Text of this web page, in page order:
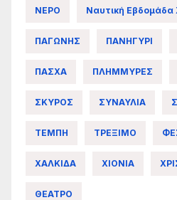
ΝΕΡΟ Ναυτική Εβδομάδα
ΠΑΓΩΝΗΣ ΠΑΝΗΓΥΡΙ
ΠΑΣΧΑ ΠΛΗΜΜΥΡΕΣ
ΣΚΥΡΟΣ ΣΥΝΑΥΛΙΑ
ΤΕΜΠΗ ΤΡΕΞΙΜΟ
ΧΑΛΚΙΔΑ ΧΙΟΝΙΑ
ΘΕΑΤΡΟ